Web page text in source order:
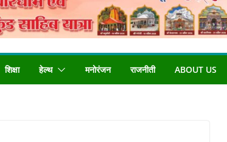
शिक्षा हेल्थ मनोरंजन राजनीती ABOUT US